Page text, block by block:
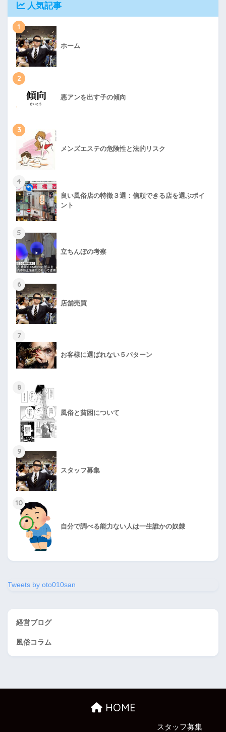
人気記事
1
ホーム
2
悪アンを出す子の傾向
3
メンズエステの危険性と法的リスク
4
良い風俗店の特徴３選：信頼できる店を選ぶポイ
ント
5
立ちんぼの考察
6
店舗売買
7
お客様に選ばれない５パターン
8
風俗と貧困について
9
スタッフ募集
10
自分で調べる能力ない人は一生誰かの奴隷
Tweets by oto010san
経営ブログ
風俗コラム
HOME
スタッフ募集